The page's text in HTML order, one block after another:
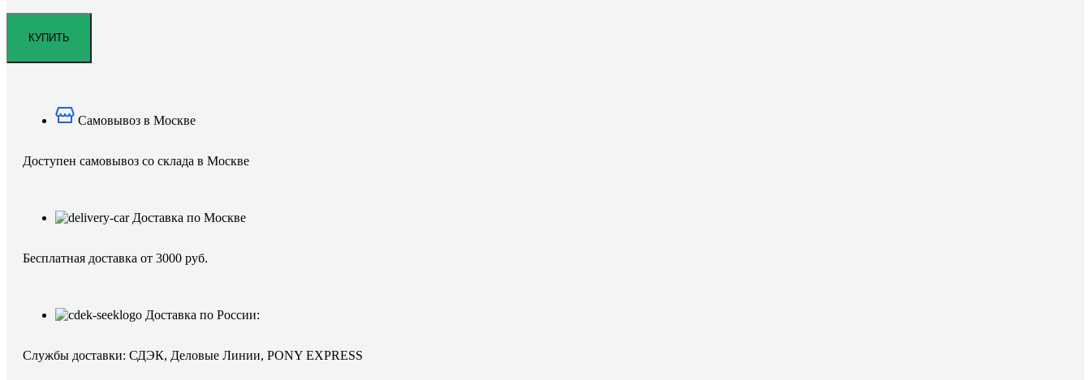
Самовывоз в Москве
Доступен самовывоз со склада в Москве
Доставка по Москве
Бесплатная доставка от 3000 руб.
Доставка по России:
Службы доставки: СДЭК, Деловые Линии, PONY EXPRESS